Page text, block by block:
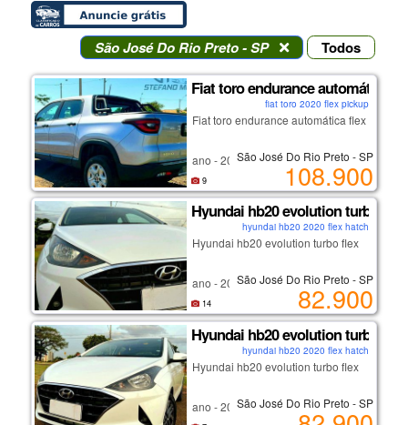
Todos
São José Do Rio Preto - SP
Fiat toro endurance automática
fiat toro 2020 flex pickup
Fiat toro endurance automática flex
ano - 2021
- revisada recentemente
- lincenciada 2022
- ipva pago
- todas as revisões na fiat
- sem retoque
- lona marítima
- protetor de caçamba
- dvd player (controle remoto)
- chave reserva
- ar condicionado
- 41900 km
São José Do Rio Preto - SP
108.900
9
Hyundai hb20 evolution turbo flex
hyundai hb20 2020 flex hatch
Hyundai hb20 evolution turbo flex
ano - 2020
- motor 1.0 turbo flex;
- câmbio automático;
- ipva pago;
- ar condicionado;
- multimida;
São José Do Rio Preto - SP
82.900
14
Hyundai hb20 evolution turbo flex
hyundai hb20 2020 flex hatch
Hyundai hb20 evolution turbo flex
ano - 2020São José Do Rio Preto - SP